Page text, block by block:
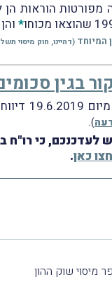
*
המיוחד(דהיינו, חוק מיסוי תשלומים בתקופת בחירות,
בגין
)
.
לעדכנכם, כי רו"ח
כאן.
מיסוי שוק ההון